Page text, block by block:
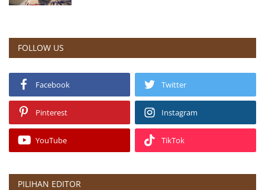
FOLLOW US
Facebook Twitter
Pinterest Instagram
YouTube TikTok
PILIHAN EDITOR